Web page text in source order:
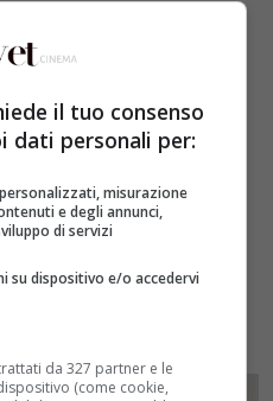
il tuo consenso
dati personali per:
misurazione
e degli annunci,
di servizi
su dispositivo e/o accedervi
da 327 partner e le
(come cookie,